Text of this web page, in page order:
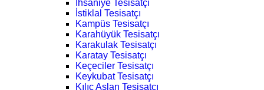
İhsaniye Tesisatçı
İstiklal Tesisatçı
Kampüs Tesisatçı
Karahüyük Tesisatçı
Karakulak Tesisatçı
Karatay Tesisatçı
Keçeciler Tesisatçı
Keykubat Tesisatçı
Kılıç Aslan Tesisatçı